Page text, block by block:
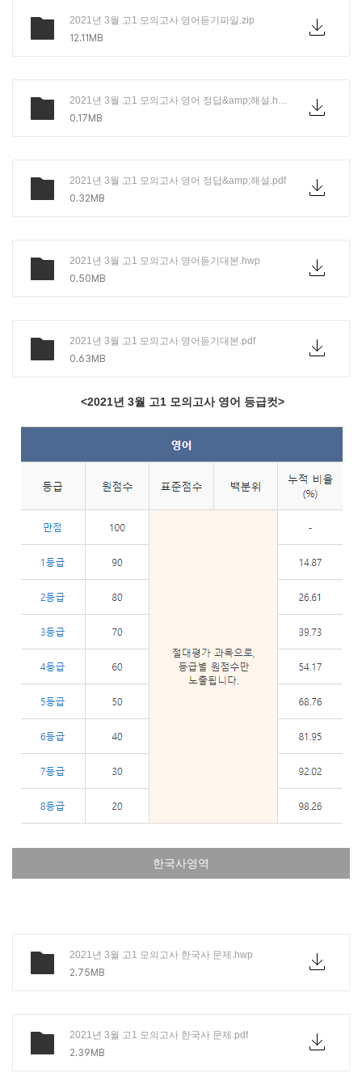
2021년 3월 고1 모의고사 영어듣기파일.zip
12.11MB
2021년 3월 고1 모의고사 영어 정답&amp;해설.hwp
0.17MB
2021년 3월 고1 모의고사 영어 정답&amp;해설.pdf
0.32MB
2021년 3월 고1 모의고사 영어듣기대본.hwp
0.50MB
2021년 3월 고1 모의고사 영어듣기대본.pdf
0.63MB
<2021년 3월 고1 모의고사 영어 등급컷>
한국사영역
2021년 3월 고1 모의고사 한국사 문제.hwp
2.75MB
2021년 3월 고1 모의고사 한국사 문제.pdf
2.39MB